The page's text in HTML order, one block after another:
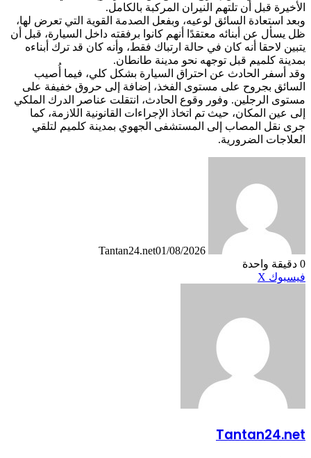
الأخيرة قبل أن تلتهم النيران المركبة بالكامل.
وبعد استعادة السائق لوعيه، وبفعل الصدمة القوية التي تعرض لها،
ظل يسأل عن أبنائه معتقدًا أنهم كانوا برفقته داخل السيارة، قبل أن
يتبين لاحقا أنه كان في حالة ارتباك فقط، وأنه كان قد ترك أبناءه
بمدينة كلميم قبل توجهه نحو مدينة طانطان.
وقد أسفر الحادث عن احتراق السيارة بشكل كلي، فيما أُصيب
السائق بجروح على مستوى الفخذ، إضافة إلى حروق خفيفة على
مستوى الرجلين. وفور وقوع الحادث، انتقلت عناصر الدرك الملكي
إلى عين المكان، حيث تم اتخاذ الإجراءات القانونية اللازمة، كما
جرى نقل المصاب إلى المستشفى الجهوي بمدينة كلميم لتلقي
العلاجات الضرورية.
Tantan24.net01/08/2026
0 دقيقة واحدة
فيسبوك X
Tantan24.net